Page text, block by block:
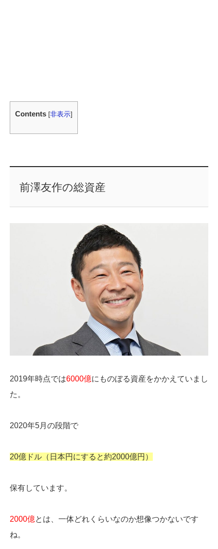
Contents [非表示]
前澤友作の総資産
2019年時点では6000億にものぼる資産をかかえていまし
た。
2020年5月の段階で
20億ドル（日本円にすると約2000億円）
保有しています。
2000億とは、一体どれくらいなのか想像つかないです
ね。